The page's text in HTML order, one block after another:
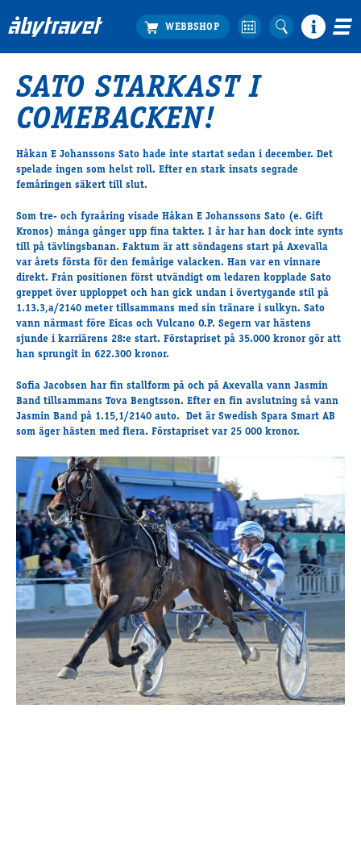
Köp biljett
Travprogrammet
Bra att veta
Restauranger
Hotell nära oss
Nybörjar­guide
Presentkort
Tävlingsdagar
FAQ
Exponering & värdskap
Aktiviteter
Hört och hänt
Tävling
Tävlingsserier
Träning och provlopp
Aktiva
Månadens hästägare 2026
Månadens B-tränare 2026
Euro Classic Trot
Andelshästar
Åby Stora Pris 2026
SATO STARKAST I
COMEBACKEN!
Håkan E Johanssons Sato hade inte startat sedan i december. Det
spelade ingen som helst roll. Efter en stark insats segrade
femåringen säkert till slut.
Som tre- och fyraåring visade Håkan E Johanssons Sato(e. Gift
Kronos) många gånger upp fina takter. I år har han dock inte synts
till på tävlingsbanan. Faktum är att söndagens start på Axevalla
var årets första för den femårige valacken. Han varen vinnare
direkt. Från positionen först utvändigt om ledaren kopplade Sato
greppet över upploppet och han gick undan i övertygande stil på
1.13.3,a/2140 meter tillsammans med sin tränare i sulkyn. Sato
vannnärmast före Eicas och Vulcano O.P. Segern var hästens
sjunde i karriärens 28:e start. Förstapriset på 35.000 kronor gör att
han sprungit in 622.300 kronor.
Sofia Jacobsen har fin stallform på och på Axevalla vann Jasmin
Band tillsammans Tova Bengtsson. Efter en fin avslutning så vann
Jasmin Band på 1.15,1/2140 auto. Det är Swedish Spara Smart AB
som äger hästen med flera. Förstapriset var 25 000 kronor.